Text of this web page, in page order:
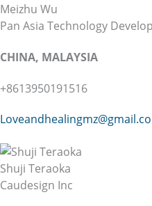
Meizhu Wu
Pan Asia Technology
CHINA, MALAYSIA
+8613950191516
Shuji Teraoka
Caudesign Inc